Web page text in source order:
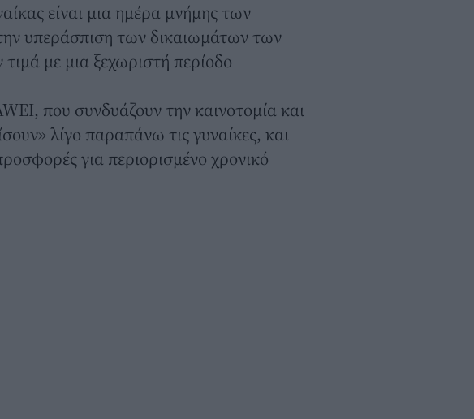
είναι μια ημέρα μνήμης των
υπεράσπιση των δικαιωμάτων των
τιμά με μια ξεχωριστή περίοδο
που συνδυάζουν την καινοτομία και
λίγο παραπάνω τις γυναίκες, και
για περιορισμένο χρονικό